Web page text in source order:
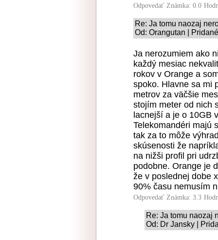
Odpovedať Známka: 0.0
Re: Ja tomu naozaj
Od: Orangutan |
Ja nerozumiem ako
každý mesiac
rokov v Orange a
spoko. Hlavne sa mi
metrov za väčšie
stojím meter od nich
lacnejší a je o 10GB
Telekomandéri majú
tak za to môže
skúsenosti že
na nižši profil pri
podobne. Orange je
že v poslednej dobe
90% času nemusím
Odpovedať Známka: 3.3
Re: Ja tomu naozaj
Od: Dr Jansky |